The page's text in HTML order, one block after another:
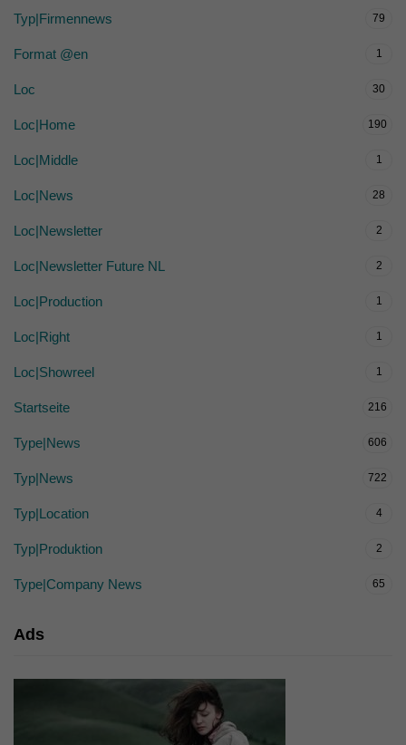
Typ|Firmennews 79
Format @en 1
Loc 30
Loc|Home 190
Loc|Middle 1
Loc|News 28
Loc|Newsletter 2
Loc|Newsletter Future NL 2
Loc|Production 1
Loc|Right 1
Loc|Showreel 1
Startseite 216
Type|News 606
Typ|News 722
Typ|Location 4
Typ|Produktion 2
Type|Company News 65
Ads